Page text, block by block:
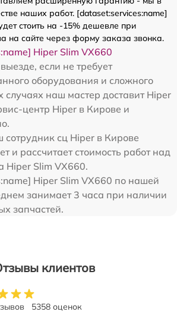
наших работ. [dataset:services:name]
стоить на -15% дешевле при
на сайте через форму заказа звонка.
Hiper Slim VX660
если не требует
оборудования и сложного
случаях наш мастер доставит Hiper
центр Hiper в Кирове и
сотрудник сц Hiper в Кирове
и рассчитает стоимость работ над
Hiper Slim VX660.
Hiper Slim VX660 по нашей
занимает 3 часа при наличии
запчастей.
клиентов
5358 оценок